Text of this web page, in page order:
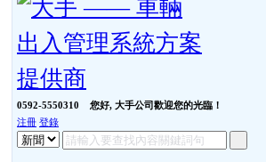
0592-5550310 您好, 大手公司歡迎您的光臨！
注冊 登錄